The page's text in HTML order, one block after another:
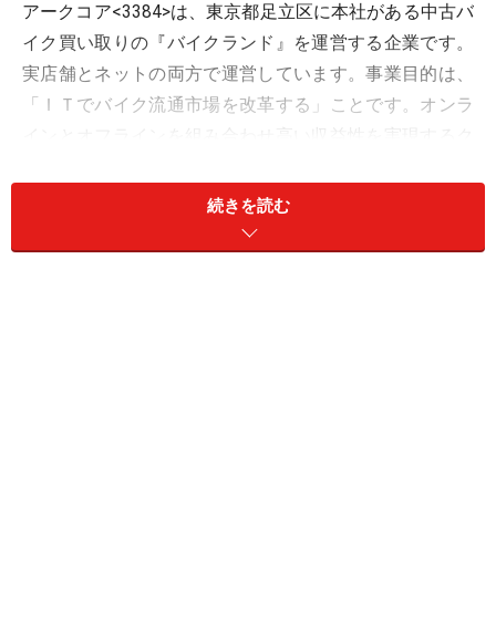
アークコア<3384>は、東京都足立区に本社がある中古バ
イク買い取りの『バイクランド』を運営する企業です。
実店舗とネットの両方で運営しています。事業目的は、
「ＩＴでバイク流通市場を改革する」ことです。オンラ
続きを読む